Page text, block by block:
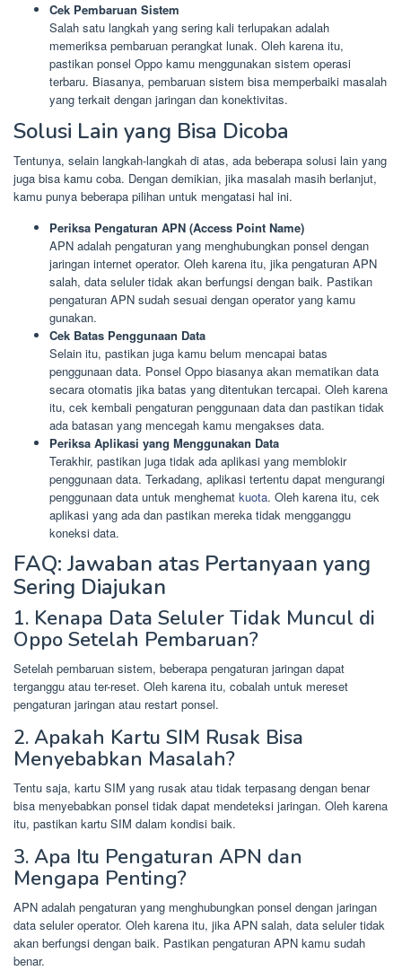
Cek Pembaruan Sistem
Salah satu langkah yang sering kali terlupakan adalah
memeriksa pembaruan perangkat lunak. Oleh karena itu,
pastikan ponsel Oppo kamu menggunakan sistem operasi
terbaru. Biasanya, pembaruan sistem bisa memperbaiki masalah
yang terkait dengan jaringan dan konektivitas.
Solusi Lain yang Bisa Dicoba
Tentunya, selain langkah-langkah di atas, ada beberapa solusi lain yang
juga bisa kamu coba. Dengan demikian, jika masalah masih berlanjut,
kamu punya beberapa pilihan untuk mengatasi hal ini.
Periksa Pengaturan APN (Access Point Name)
APN adalah pengaturan yang menghubungkan ponsel dengan
jaringan internet operator. Oleh karena itu, jika pengaturan APN
salah, data seluler tidak akan berfungsi dengan baik. Pastikan
pengaturan APN sudah sesuai dengan operator yang kamu
gunakan.
Cek Batas Penggunaan Data
Selain itu, pastikan juga kamu belum mencapai batas
penggunaan data. Ponsel Oppo biasanya akan mematikan data
secara otomatis jika batas yang ditentukan tercapai. Oleh karena
itu, cek kembali pengaturan penggunaan data dan pastikan tidak
ada batasan yang mencegah kamu mengakses data.
Periksa Aplikasi yang Menggunakan Data
Terakhir, pastikan juga tidak ada aplikasi yang memblokir
penggunaan data. Terkadang, aplikasi tertentu dapat mengurangi
penggunaan data untuk menghemat kuota. Oleh karena itu, cek
aplikasi yang ada dan pastikan mereka tidak mengganggu
koneksi data.
FAQ: Jawaban atas Pertanyaan yang
Sering Diajukan
1. Kenapa Data Seluler Tidak Muncul di
Oppo Setelah Pembaruan?
Setelah pembaruan sistem, beberapa pengaturan jaringan dapat
terganggu atau ter-reset. Oleh karena itu, cobalah untuk mereset
pengaturan jaringan atau restart ponsel.
2. Apakah Kartu SIM Rusak Bisa
Menyebabkan Masalah?
Tentu saja, kartu SIM yang rusak atau tidak terpasang dengan benar
bisa menyebabkan ponsel tidak dapat mendeteksi jaringan. Oleh karena
itu, pastikan kartu SIM dalam kondisi baik.
3. Apa Itu Pengaturan APN dan
Mengapa Penting?
APN adalah pengaturan yang menghubungkan ponsel dengan jaringan
data seluler operator. Oleh karena itu, jika APN salah, data seluler tidak
akan berfungsi dengan baik. Pastikan pengaturan APN kamu sudah
benar.